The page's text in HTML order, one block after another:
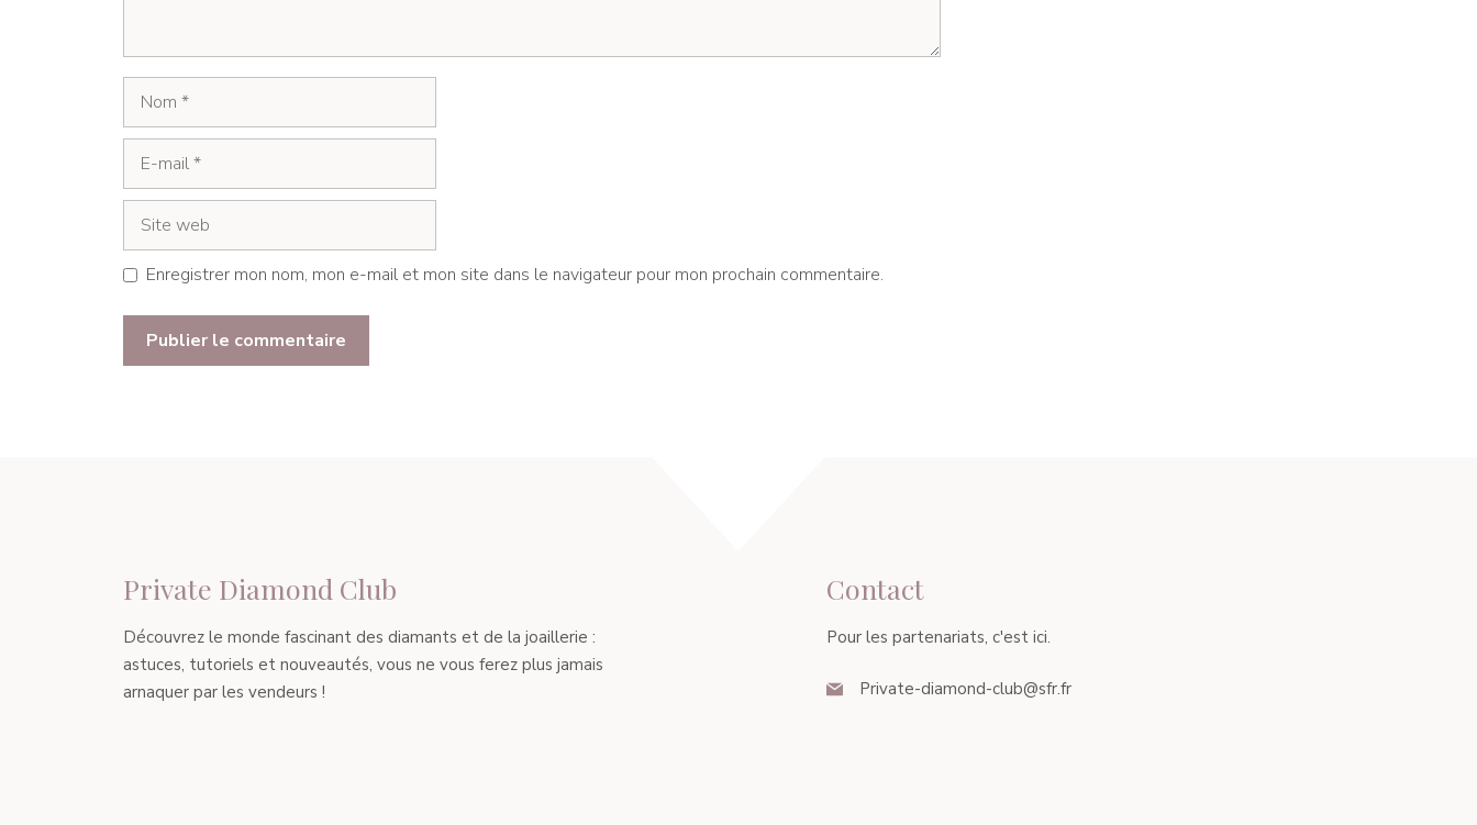
Enregistrer mon nom, mon e-mail et mon site dans le navigateur pour mon prochain commentaire.
Private Diamond Club
Découvrez le monde fascinant des diamants et de la joaillerie :
astuces, tutoriels et nouveautés, vous ne vous ferez plus jamais
arnaquer par les vendeurs !
Contact
Pour les partenariats, c'est ici.
Private-diamond-club@sfr.fr